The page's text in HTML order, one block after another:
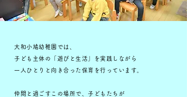
大和小鳩幼稚園では、
子ども主体の「遊びと生活」を実践しながら
一人ひとりと向き合った保育を行っています。
仲間と過ごすこの場所で、 子どもたちが